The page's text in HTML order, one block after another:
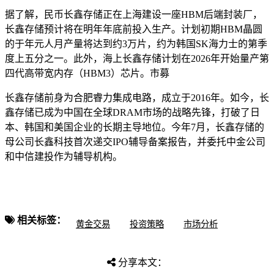
据了解，民币长鑫存储正在上海建设一座HBM后端封装厂，
长鑫存储预计将在明年年底前投入生产。计划初期HBM晶圆
的于年元人月产量将达到约3万片，约为韩国SK海力士的第季
度上五分之一。此外，海上长鑫存储计划在2026年开始量产第
四代高带宽内存（HBM3）芯片。市募
长鑫存储前身为合肥睿力集成电路，成立于2016年。如今，长
鑫存储已成为中国在全球DRAM市场的战略先锋，打破了日
本、韩国和美国企业的长期主导地位。今年7月，长鑫存储的
母公司长鑫科技首次递交IPO辅导备案报告，并委托中金公司
和中信建投作为辅导机构。
相关标签： 黄金交易 投资策略 市场分析
分享本文：